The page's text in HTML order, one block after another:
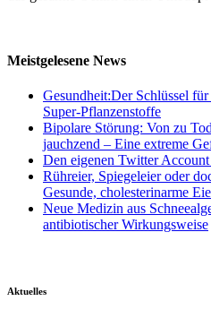
Meistgelesene News
Gesundheit:Der Schlüssel
Super-Pflanzenstoffe
Bipolare Störung: Von zu
jauchzend – Eine extreme
Den eigenen Twitter
Rühreier, Spiegeleier oder
Gesunde, cholesterinarme
Neue Medizin aus
antibiotischer Wirkungsweise
Aktuelles